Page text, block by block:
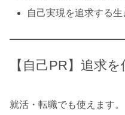
自己実現を追求する生
【自己PR】追求
就活・転職でも使えます。